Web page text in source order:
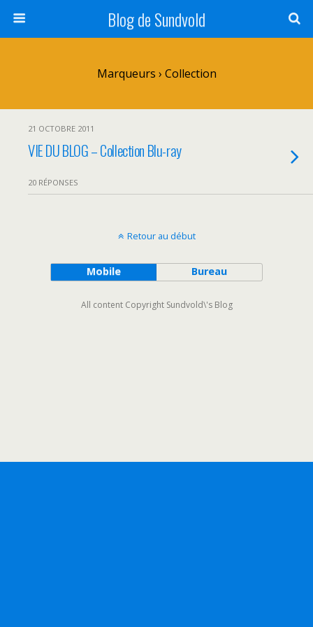
Blog de Sundvold
Marqueurs › Collection
21 OCTOBRE 2011
VIE DU BLOG – Collection Blu-ray
20 RÉPONSES
Retour au début
Mobile Bureau
All content Copyright Sundvold\'s Blog